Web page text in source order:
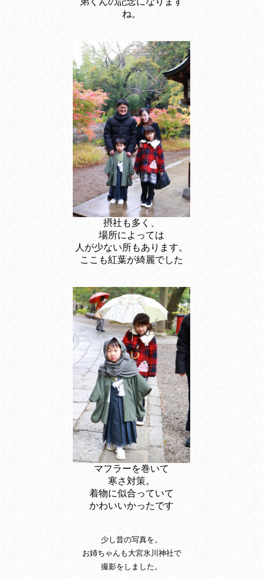
ね。
摂社も多く、
場所によっては
人が少ない所もあります。
ここも紅葉が綺麗でした
マフラーを巻いて
寒さ対策。
着物に似合っていて
かわいいかったです
少し昔の写真を。
お姉ちゃんも大宮氷川神社で
撮影をしました。